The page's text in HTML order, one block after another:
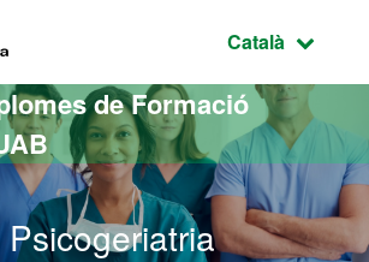
pàgina
Idioma
Català
de Formació